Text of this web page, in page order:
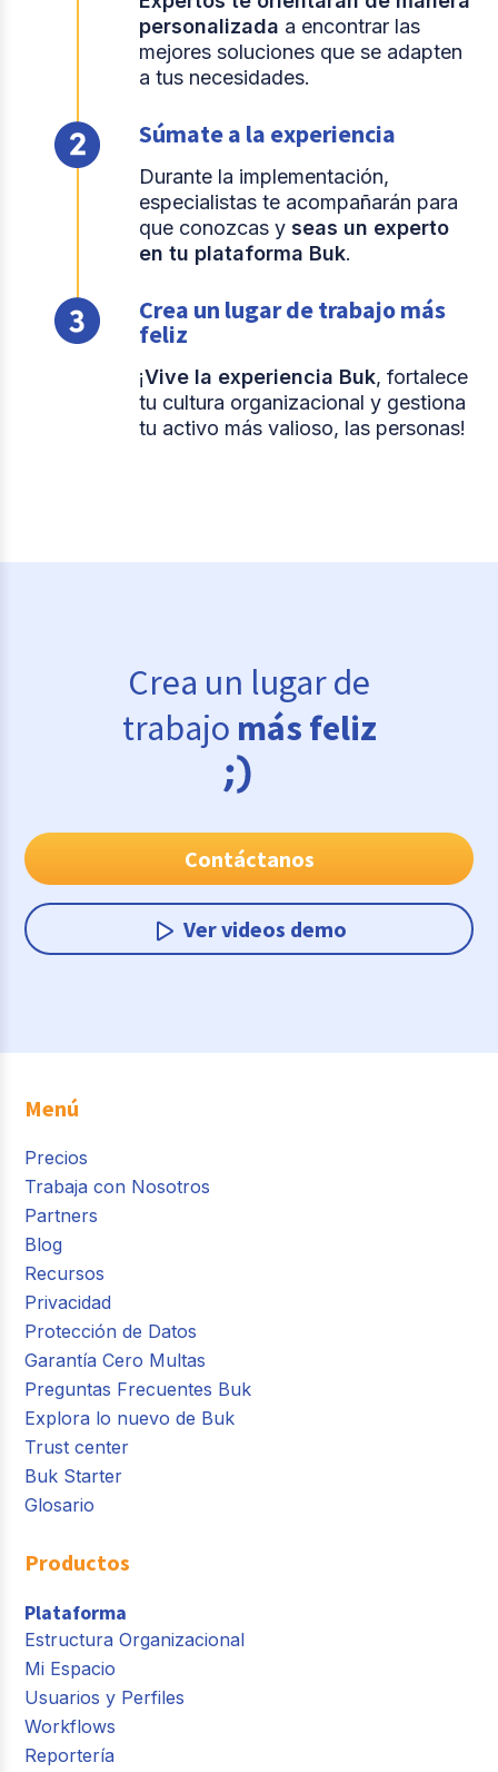
personalizada a encontrar las
mejores soluciones que se adapten
a tus necesidades.
Súmate a la experiencia
Durante la implementación,
especialistas te acompañarán para
que conozcas yseas un experto
en tu plataforma Buk.
Crea un lugar de trabajo más
feliz
¡Vive la experiencia Buk, fortalece
tu cultura organizacional y gestiona
tu activo más valioso, las personas!
Crea un lugar de
trabajo más feliz
Contáctanos
Ver videos demo
Menú
Precios
Trabaja con Nosotros
Partners
Blog
Recursos
Privacidad
Protección de Datos
Garantía Cero Multas
Preguntas Frecuentes Buk
Explora lo nuevo de Buk
Trust center
Buk Starter
Glosario
Productos
Plataforma
Estructura Organizacional
Mi Espacio
Usuarios y Perfiles
Workflows
Reportería